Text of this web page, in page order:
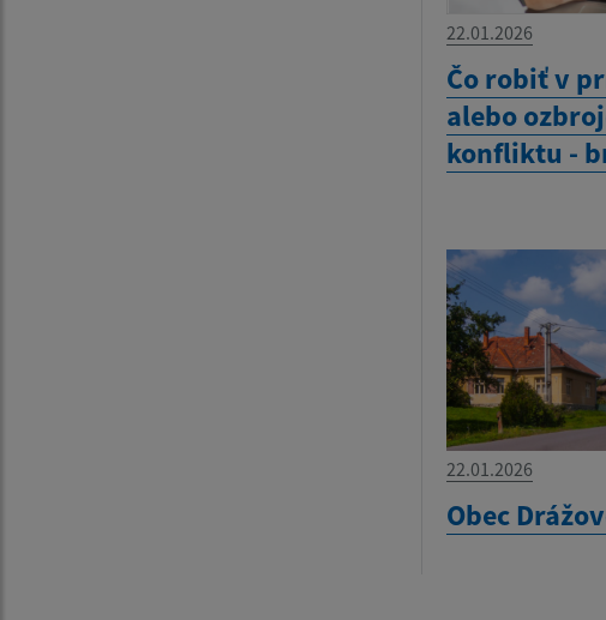
22.01.2026
Čo robiť v
alebo
konfliktu -
22.01.2026
Obec